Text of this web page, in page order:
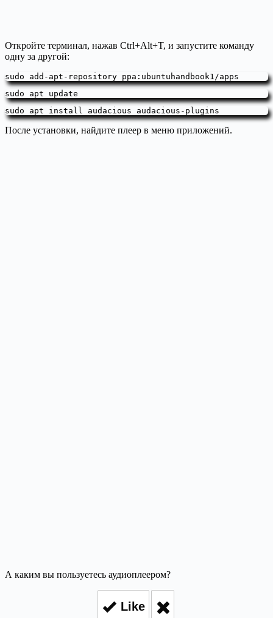
Откройте терминал, нажав Ctrl+Alt+T, и запустите команду
одну за другой:
sudo add-apt-repository ppa:ubuntuhandbook1/apps
sudo apt install audacious audacious-plugins
После установки, найдите плеер в меню приложений.
А каким вы пользуетесь аудиоплеером?
Like